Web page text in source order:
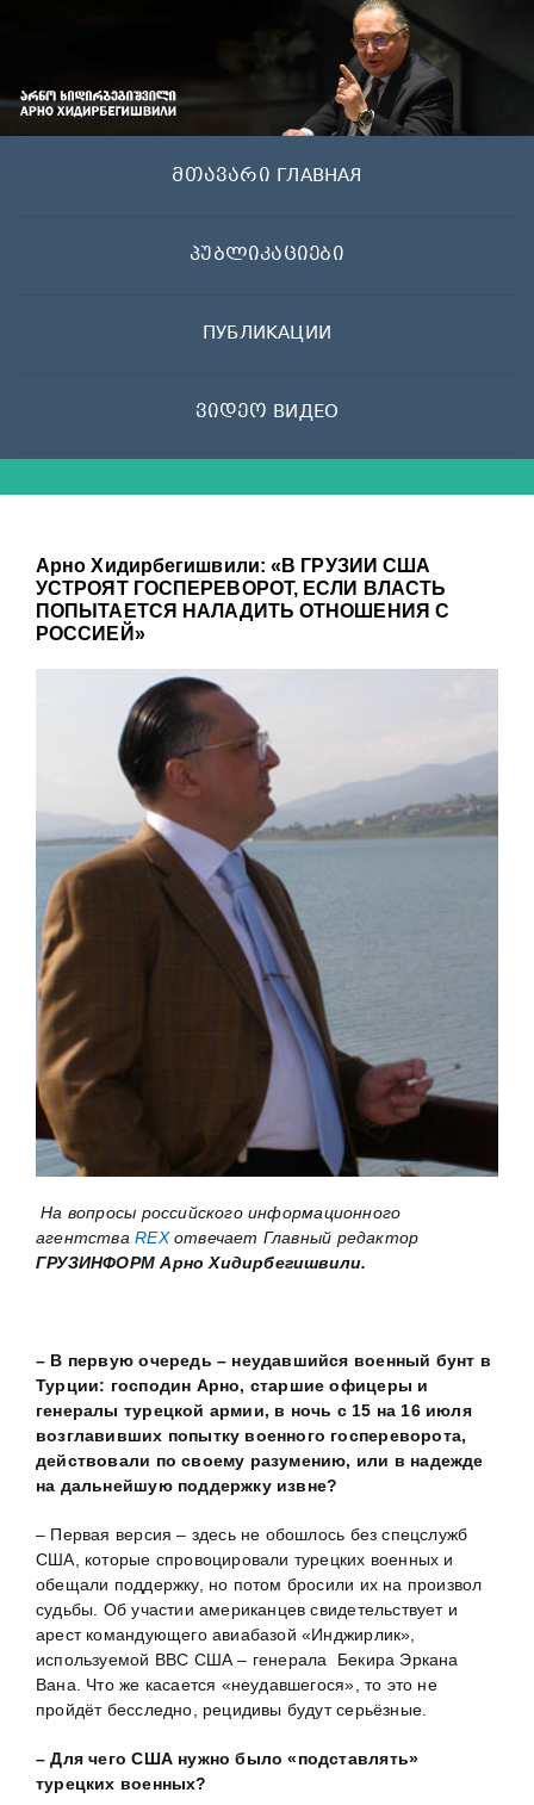
მთავარი ГЛАВНАЯ
პუბლიკაციები
ПУБЛИКАЦИИ
ვიდეო ВИДЕО
Арно Хидирбегишвили: «В ГРУЗИИ США
УСТРОЯТ ГОСПЕРЕВОРОТ, ЕСЛИ ВЛАСТЬ
ПОПЫТАЕТСЯ НАЛАДИТЬ ОТНОШЕНИЯ С
РОССИЕЙ»
На вопросы российского информационного
агентстваREX отвечает Главный редактор
ГРУЗИНФОРМ Арно Хидирбегишвили.
– В первую очередь – неудавшийся военный бунт в
Турции: господин Арно, старшие офицеры и
генералы турецкой армии, в ночь с 15 на 16 июля
возглавивших попытку военного госпереворота,
действовали по своему разумению, или в надежде
на дальнейшую поддержку извне?
– Первая версия – здесь не обошлось без спецслужб
США, которые спровоцировали турецких военных и
обещали поддержку, но потом бросили их на произвол
судьбы. Об участии американцев свидетельствует и
арест командующего авиабазой «Инджирлик»,
используемой ВВС США – генерала Бекира Эркана
Вана. Что же касается «неудавшегося», то это не
пройдёт бесследно, рецидивы будут серьёзные.
– Для чего США нужно было «подставлять»
турецких военных?